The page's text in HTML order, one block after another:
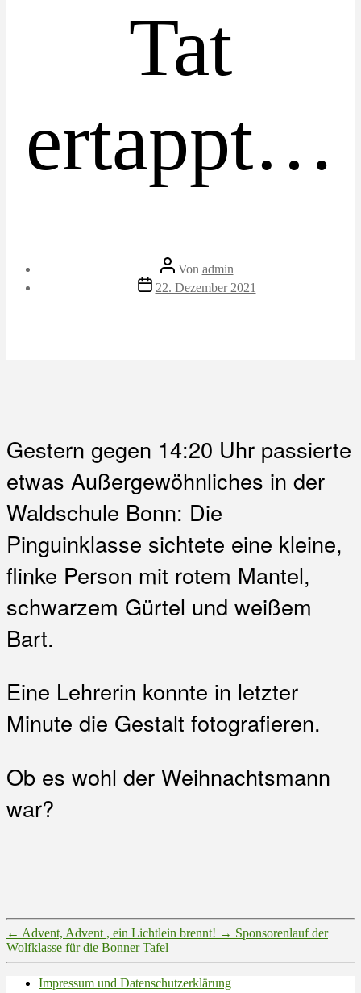
Tat
ertappt…
Beitragsautor
Von admin
Veröffentlichungsdatum
22. Dezember 2021
Gestern gegen 14:20 Uhr passierte
etwas Außergewöhnliches in der
Waldschule Bonn: Die
Pinguinklasse sichtete eine kleine,
flinke Person mit rotem Mantel,
schwarzem Gürtel und weißem
Bart.
Eine Lehrerin konnte in letzter
Minute die Gestalt fotografieren.
Ob es wohl der Weihnachtsmann
war?
← Advent, Advent , ein Lichtlein brennt! → Sponsorenlauf der
Wolfklasse für die Bonner Tafel
Impressum und Datenschutzerklärung